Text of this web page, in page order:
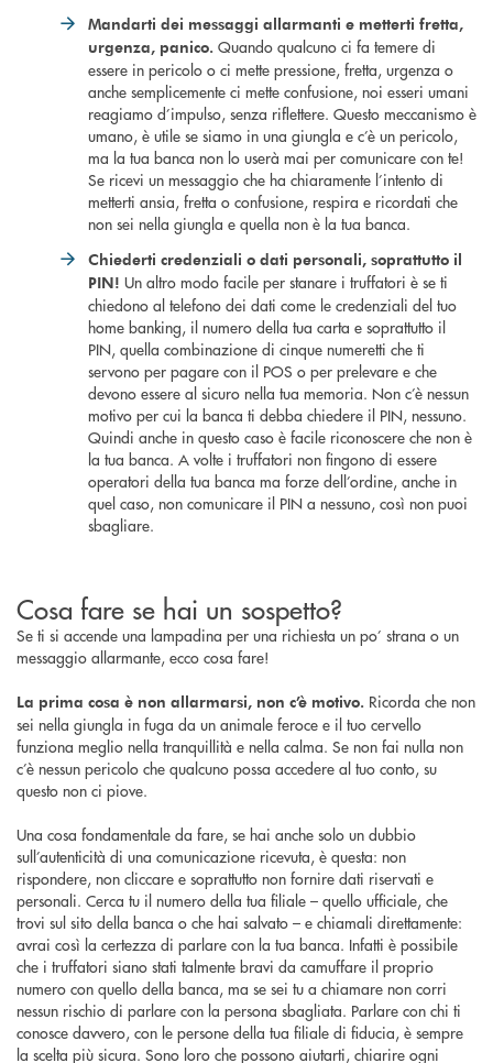
Mandarti dei messaggi allarmanti e metterti fretta,
urgenza, panico. Quando qualcuno ci fa temere di
essere in pericolo o ci mette pressione, fretta, urgenza o
anche semplicemente ci mette confusione, noi esseri umani
reagiamo d’impulso, senza riflettere. Questo meccanismo è
umano, è utile se siamo in una giungla e c’è un pericolo,
ma la tua banca non lo userà mai per comunicare con te!
Se ricevi un messaggio che ha chiaramente l’intento di
metterti ansia, fretta o confusione, respira e ricordati che
non sei nella giungla e quella non è la tua banca.
Chiederti credenziali o dati personali, soprattutto il
PIN! Un altro modo facile per stanare i truffatori è se ti
chiedono al telefono dei dati come le credenziali del tuo
home banking, il numero della tua carta e soprattutto il
PIN, quella combinazione di cinque numeretti che ti
servono per pagare con il POS o per prelevare e che
devono essere al sicuro nella tua memoria. Non c’è nessun
motivo per cui la banca ti debba chiedere il PIN, nessuno.
Quindi anche in questo caso è facile riconoscere che non è
la tua banca. A volte i truffatori non fingono di essere
operatori della tua banca ma forze dell’ordine, anche in
quel caso, non comunicare il PIN a nessuno, così non puoi
sbagliare.
Cosa fare se hai un sospetto?
Se ti si accende una lampadina per una richiesta un po’ strana o un
messaggio allarmante, ecco cosa fare!
La prima cosa è non allarmarsi, non c’è motivo. Ricorda che non
sei nella giungla in fuga da un animale feroce e il tuo cervello
funziona meglio nella tranquillità e nella calma. Se non fai nulla non
c’è nessun pericolo che qualcuno possa accedere al tuo conto, su
questo non ci piove.
Una cosa fondamentale da fare, se hai anche solo un dubbio
sull’autenticità di una comunicazione ricevuta, è questa: non
rispondere, non cliccare e soprattutto non fornire dati riservati e
personali. Cerca tu il numero della tua filiale – quello ufficiale, che
trovi sul sito della banca o che hai salvato – e chiamali direttamente:
avrai così la certezza di parlare con la tua banca. Infatti è possibile
che i truffatori siano stati talmente bravi da camuffare il proprio
numero con quello della banca, ma se sei tu a chiamare non corri
nessun rischio di parlare con la persona sbagliata. Parlare con chi ti
conosce davvero, con le persone della tua filiale di fiducia, è sempre
la scelta più sicura. Sono loro che possono aiutarti, chiarire ogni